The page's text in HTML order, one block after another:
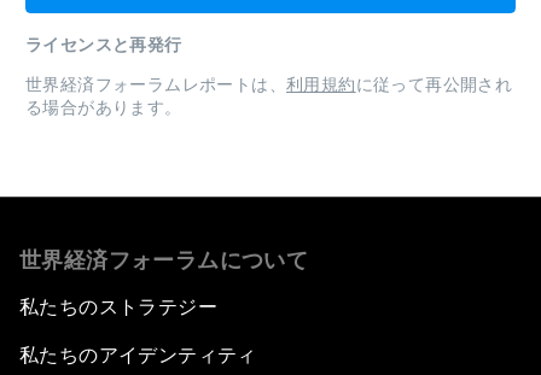
ライセンスと再発行
世界経済フォーラムレポートは、 利用規約に従って再公開され
る場合があります。
世界経済フォーラムについて
私たちのストラテジー
私たちのアイデンティティ